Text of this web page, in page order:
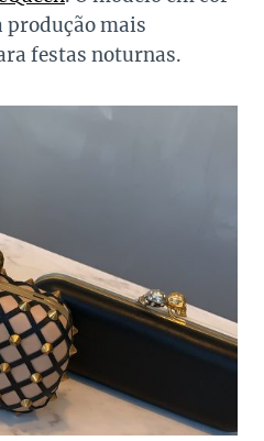
produção mais
festas noturnas.